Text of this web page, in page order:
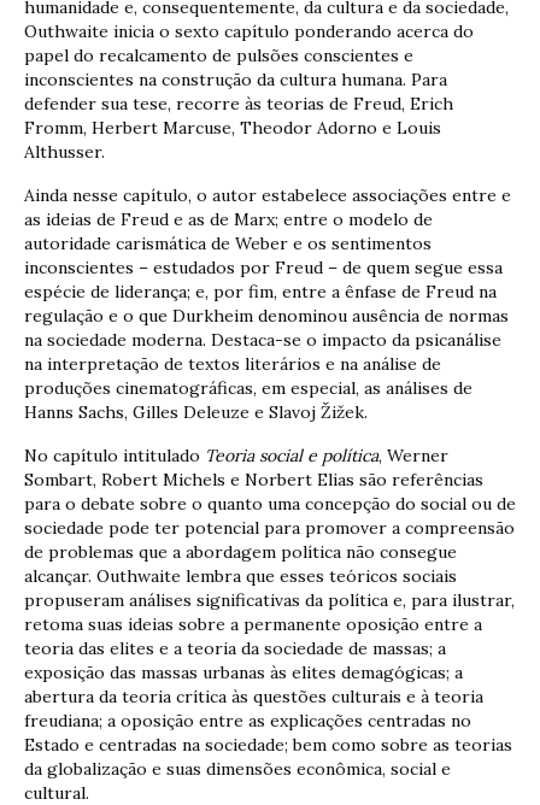
humanidade e, consequentemente, da cultura e da sociedade,
Outhwaite inicia o sexto capítulo ponderando acerca do
papel do recalcamento de pulsões conscientes e
inconscientes na construção da cultura humana. Para
defender sua tese, recorre às teorias de Freud, Erich
Fromm, Herbert Marcuse, Theodor Adorno e Louis
Althusser.
Ainda nesse capítulo, o autor estabelece associações entre e
as ideias de Freud e as de Marx; entre o modelo de
autoridade carismática de Weber e os sentimentos
inconscientes – estudados por Freud – de quem segue essa
espécie de liderança; e, por fim, entre a ênfase de Freud na
regulação e o que Durkheim denominou ausência de normas
na sociedade moderna. Destaca-se o impacto da psicanálise
na interpretação de textos literários e na análise de
produções cinematográficas, em especial, as análises de
Hanns Sachs, Gilles Deleuze e Slavoj Žižek.
No capítulo intitulado Teoria social e política, Werner
Sombart, Robert Michels e Norbert Elias são referências
para o debate sobre o quanto uma concepção do social ou de
sociedade pode ter potencial para promover a compreensão
de problemas que a abordagem política não consegue
alcançar. Outhwaite lembra que esses teóricos sociais
propuseram análises significativas da política e, para ilustrar,
retoma suas ideias sobre a permanente oposição entre a
teoria das elites e a teoria da sociedade de massas; a
exposição das massas urbanas às elites demagógicas; a
abertura da teoria crítica às questões culturais e à teoria
freudiana; a oposição entre as explicações centradas no
Estado e centradas na sociedade; bem como sobre as teorias
da globalização e suas dimensões econômica, social e
cultural.